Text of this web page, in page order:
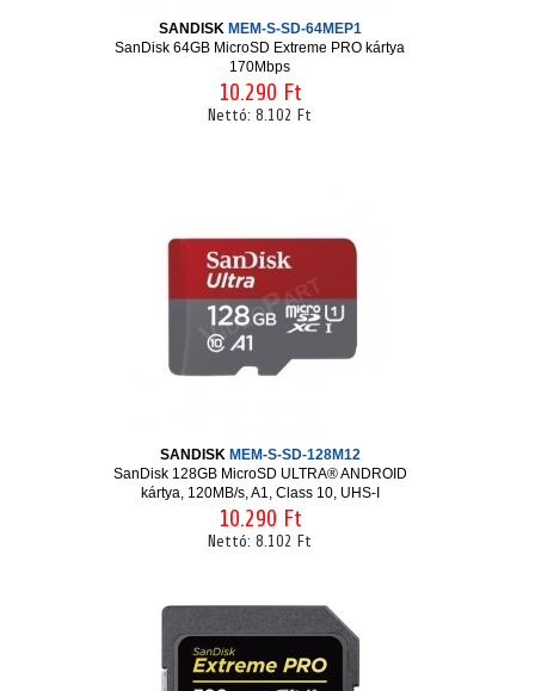
SANDISK MEM-S-SD-64MEP1
SanDisk 64GB MicroSD Extreme PRO kártya
170Mbps
10.290 Ft
Nettó: 8.102 Ft
SANDISK MEM-S-SD-128M12
SanDisk 128GB MicroSD ULTRA® ANDROID
kártya, 120MB/s, A1, Class 10, UHS-I
10.290 Ft
Nettó: 8.102 Ft